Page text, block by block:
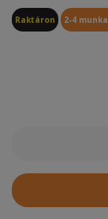
Raktáron 2-4